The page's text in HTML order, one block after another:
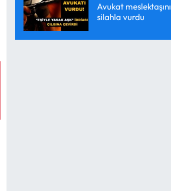
Avukat meslektaşını
silahla vurdu